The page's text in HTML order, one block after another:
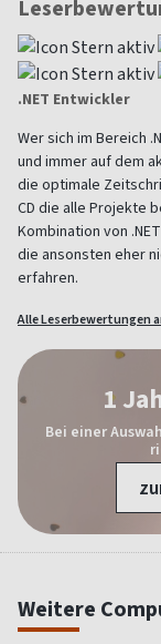
.NET Entwickler
Wer sich im Bereich
und immer auf dem
die optimale
CD die alle Projekte
Kombination von
die ansonsten eher
erfahren.
Alle Leserbewertungen
1
Bei einer
Weitere